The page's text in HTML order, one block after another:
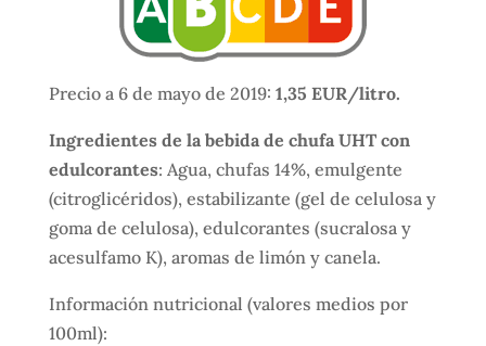
Precio a 6 de mayo de 2019: 1,35 EUR/litro.
Ingredientes de la bebida de chufa UHT con
edulcorantes: Agua, chufas 14%, emulgente
(citroglicéridos), estabilizante (gel de celulosa y
goma de celulosa), edulcorantes (sucralosa y
acesulfamo K), aromas de limón y canela.
Información nutricional (valores medios por
100ml):